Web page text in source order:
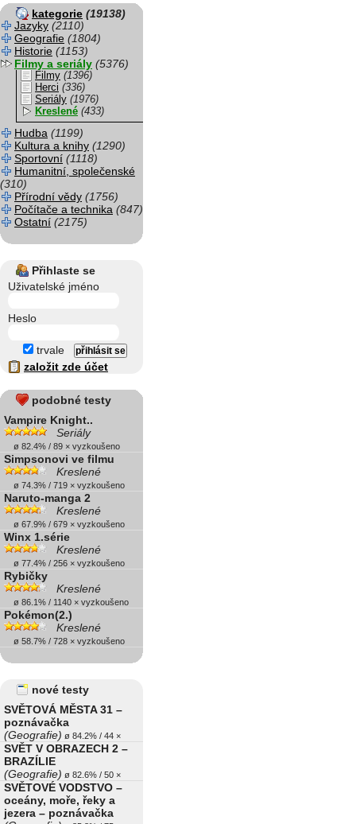
kategorie (19138)
Jazyky (2110)
Geografie (1804)
Historie (1153)
Filmy a seriály (5376)
Filmy (1396)
Herci (336)
Seriály (1976)
Kreslené (433)
Hudba (1199)
Kultura a knihy (1290)
Sportovní (1118)
Humanitní, společenské
(310)
Přírodní vědy (1756)
Počítače a technika (847)
Ostatní (2175)
Přihlaste se
Uživatelské jméno
Heslo
trvale
založit zde účet
podobné testy
Vampire Knight..
Seriály
ø 82.4% / 89 × vyzkoušeno
Simpsonovi ve filmu
Kreslené
ø 74.3% / 719 × vyzkoušeno
Naruto-manga 2
Kreslené
ø 67.9% / 679 × vyzkoušeno
Winx 1.série
Kreslené
ø 77.4% / 256 × vyzkoušeno
Rybičky
Kreslené
ø 86.1% / 1140 × vyzkoušeno
Pokémon(2.)
Kreslené
ø 58.7% / 728 × vyzkoušeno
nové testy
SVĚTOVÁ MĚSTA 31 –
poznávačka
(Geografie) ø 84.2% / 44 ×
SVĚT V OBRAZECH 2 –
BRAZÍLIE
(Geografie) ø 82.6% / 50 ×
SVĚTOVÉ VODSTVO –
oceány, moře, řeky a
jezera – poznávačka